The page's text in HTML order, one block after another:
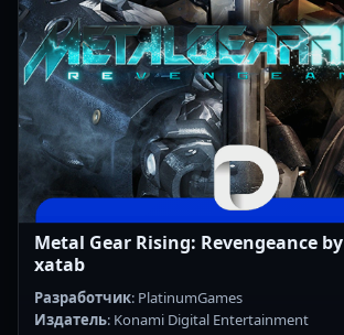
Metal Gear Rising: Revengeance by
xatab
Разработчик: PlatinumGames
Издатель: Konami Digital Entertainment